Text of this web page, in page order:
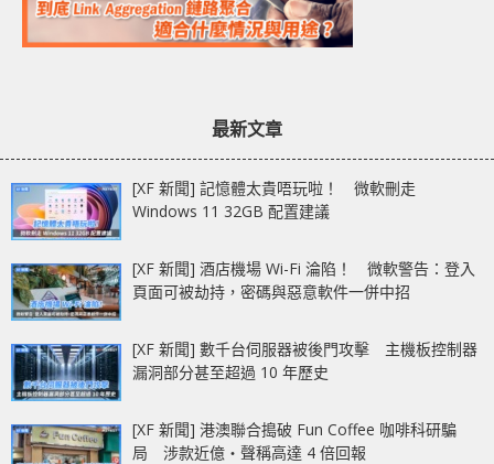
最新文章
[XF 新聞] 記憶體太貴唔玩啦！ 微軟刪走
Windows 11 32GB 配置建議
[XF 新聞] 酒店機場 Wi-Fi 淪陷！ 微軟警告：登入
頁面可被劫持，密碼與惡意軟件一併中招
[XF 新聞] 數千台伺服器被後門攻擊 主機板控制器
漏洞部分甚至超過 10 年歷史
[XF 新聞] 港澳聯合搗破 Fun Coffee 咖啡科研騙
局 涉款近億‧聲稱高達 4 倍回報